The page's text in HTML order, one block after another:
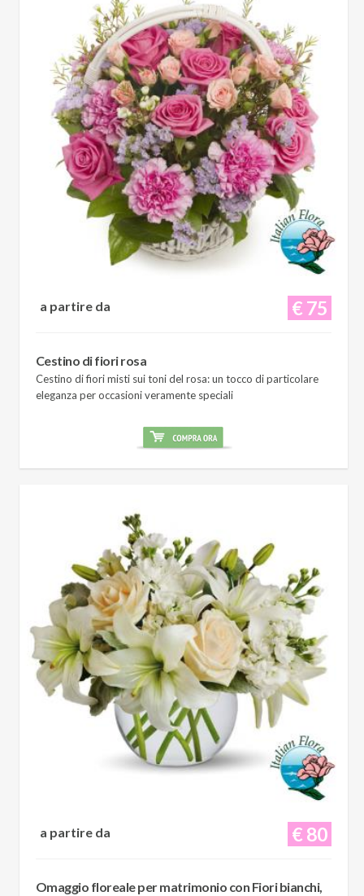
€ 75
a partire da
Cestino di fiori rosa
Cestino di fiori misti sui toni del rosa: un tocco di particolare
eleganza per occasioni veramente speciali
€ 80
a partire da
Omaggio floreale per matrimonio con Fiori bianchi,